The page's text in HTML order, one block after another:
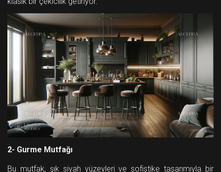
2- Gurme Mutfağı
Bu mutfak, şık siyah yüzeyleri ve sofistike tasarımıyla bir